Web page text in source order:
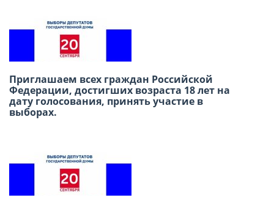
Приглашаем всех граждан Российской
Федерации, достигших возраста 18 лет на
дату голосования, принять участие в
выборах.
В честь Международного дня дружбы
приглашаем вас провести субботний день в
Русском доме в Лиме!